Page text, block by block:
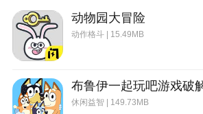
动物园大冒险
动作格斗 | 15.49MB
休闲益智 | 149.73MB